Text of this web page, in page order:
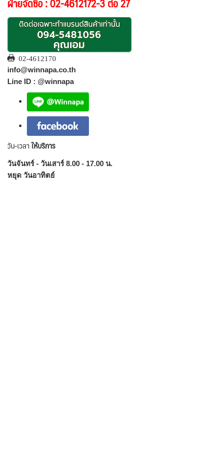
02-4612170
info@winnapa.co.th
Line ID : @winnapa
วัน-เวลาให้บริการ
วันจันทร์ - วันเสาร์ 8.00 - 17.00 น.
หยุด วันอาทิตย์